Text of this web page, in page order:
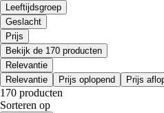
Leeftijdsgroep
Geslacht
Prijs
Bekijk de 170 producten
Relevantie
Relevantie
Prijs oplopend Prijs
170 producten
Sorteren op